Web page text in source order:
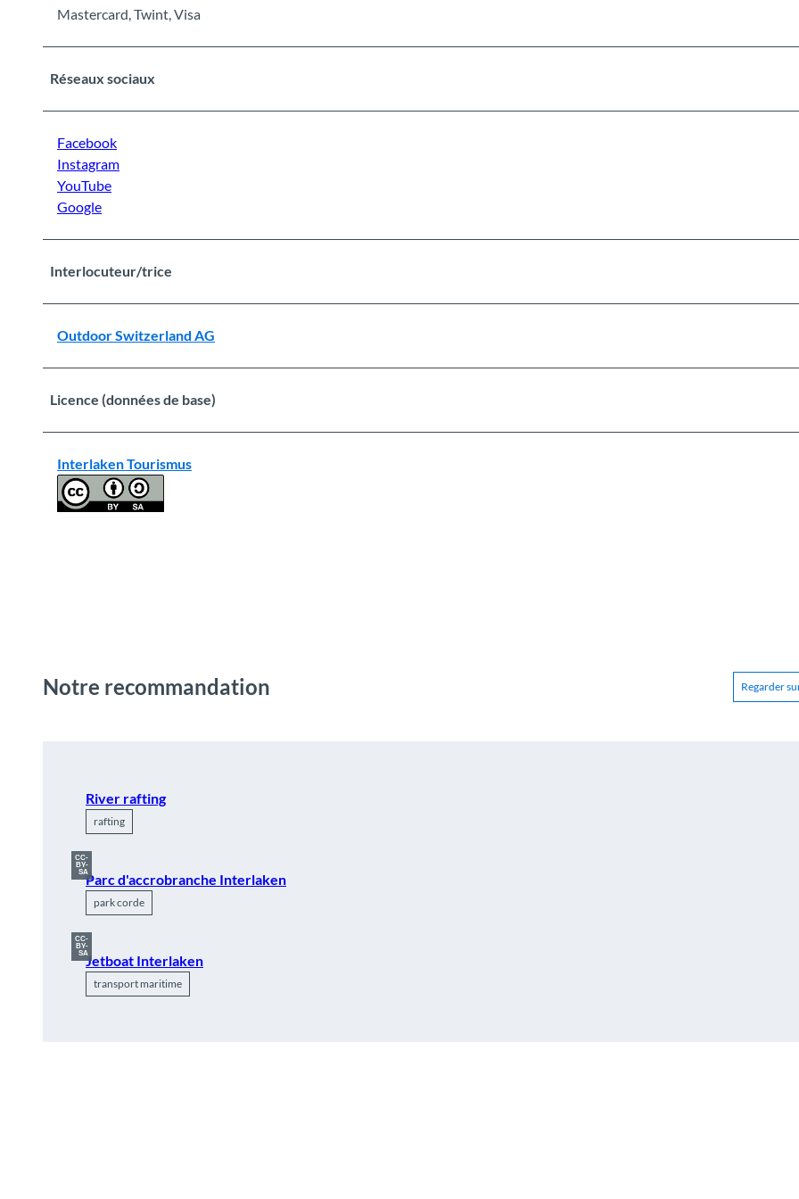
Mastercard, Twint, Visa
Réseaux sociaux
Facebook
Instagram
YouTube
Google
Interlocuteur/trice
Outdoor Switzerland AG
Licence (données de base)
Interlaken Tourismus
Notre recommandation Regarder
River rafting
rafting
CC-
BY-
SAParc d'accrobranche Interlaken
park corde
CC-
BY-
SAJetboat Interlaken
transport maritime